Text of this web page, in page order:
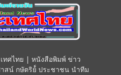
ทศไทย | หนังสือพิมพ์ ข่าว
าสน์ กษัตริย์์ ประชาชน นำทีม